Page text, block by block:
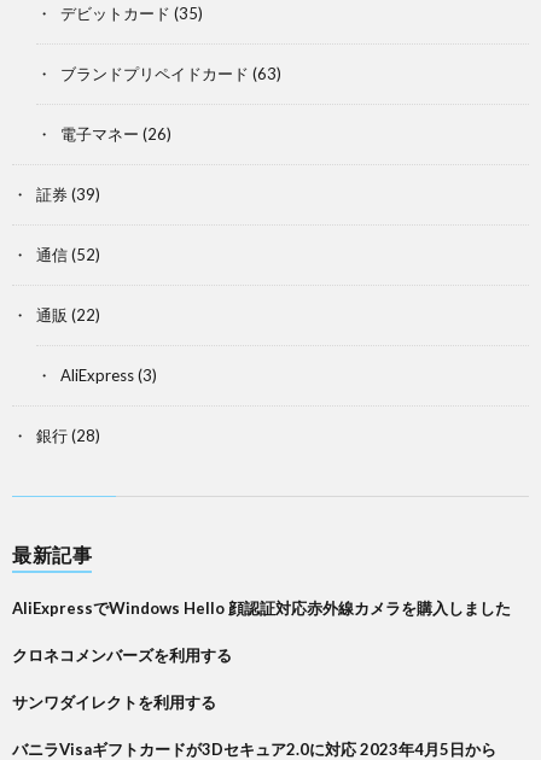
デビットカード (35)
ブランドプリペイドカード (63)
電子マネー (26)
証券(39)
通信(52)
通販 (22)
AliExpress(3)
銀行(28)
最新記事
AliExpressでWindows Hello 顔認証対応赤外線カメラを購入しました
クロネコメンバーズを利用する
サンワダイレクトを利用する
バニラVisaギフトカードが3Dセキュア2.0に対応 2023年4月5日から